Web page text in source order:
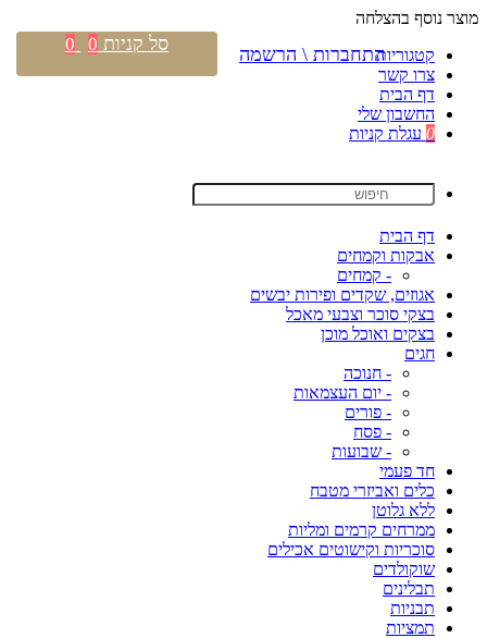
מוצר נוסף בהצלחה
קטגוריות
צרו קשר
דף הבית
החשבון שלי
0 עגלת קניות
דף הבית
אבקות וקמחים
- קמחים
אגוזים, שקדים ופירות יבשים
בצקי סוכר וצבעי מאכל
בצקים ואוכל מוכן
חגים
- חנוכה
- יום העצמאות
- פורים
- פסח
- שבועות
חד פעמי
כלים ואביזרי מטבח
ללא גלוטן
ממרחים קרמים ומליות
סוכריות וקישוטים אכילים
שוקולדים
תבלינים
תבניות
תמציות
התחברות \ הרשמה סל קניות 0
0